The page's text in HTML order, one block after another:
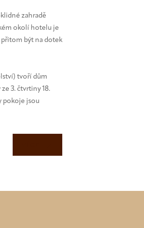
zahradě
okolí hotelu je
přitom být na dotek
tvoří dům
3. čtvrtiny 18.
pokoje jsou